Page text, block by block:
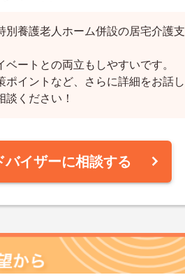
別養護老人ホーム併設の居宅介護支
ートとの両立もしやすいです。
ポイントなど、さらに詳細をお話し
ください！
バイザーに相談する